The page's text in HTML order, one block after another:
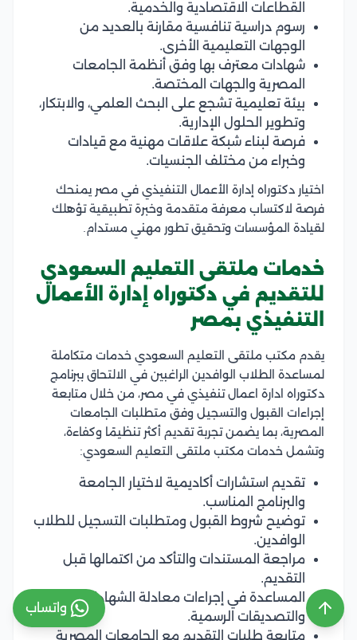
القطاعات الاقتصادية والخدمية.
رسوم دراسية تنافسية مقارنة بالعديد من
الوجهات التعليمية الأخرى.
شهادات معترف بها وفق أنظمة الجامعات
المصرية والجهات المختصة.
بيئة تعليمية تشجع على البحث العلمي، والابتكار،
وتطوير الحلول الإدارية.
فرصة لبناء شبكة علاقات مهنية مع قيادات
وخبراء من مختلف الجنسيات.
اختيار دكتوراه إدارة الأعمال التنفيذي في مصر يمنحك
فرصة لاكتساب معرفة متقدمة وخبرة تطبيقية تؤهلك
لقيادة المؤسسات وتحقيق تطور مهني مستدام.
خدمات ملتقى التعليم السعودي
للتقديم في دكتوراه إدارة الأعمال
التنفيذي بمصر
يقدم مكتب ملتقى التعليم السعودي خدمات متكاملة
لمساعدة الطلاب الوافدين الراغبين في الالتحاق ببرنامج
دكتوراه ادارة اعمال تنفيذي في مصر، من خلال متابعة
إجراءات القبول والتسجيل وفق متطلبات الجامعات
المصرية، بما يضمن تجربة تقديم أكثر تنظيمًا وكفاءة،
وتشمل خدمات مكتب ملتقى التعليم السعودي:
تقديم استشارات أكاديمية لاختيار الجامعة
والبرنامج المناسب.
توضيح شروط القبول ومتطلبات التسجيل للطلاب
الوافدين.
مراجعة المستندات والتأكد من اكتمالها قبل
التقديم.
المساعدة في إجراءات معادلة الشهادات
والتصديقات الرسمية.
متابعة طلبات التقديم مع الجامعات المصرية
واتساب